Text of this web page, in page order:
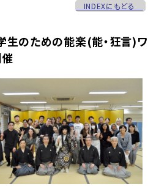
INDEXにもどる
生のための能楽(能・狂言)ワ